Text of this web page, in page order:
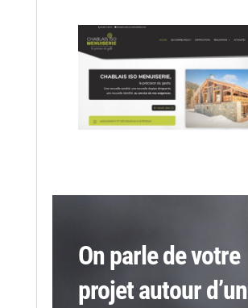
On parle de votre
projet autour d’un